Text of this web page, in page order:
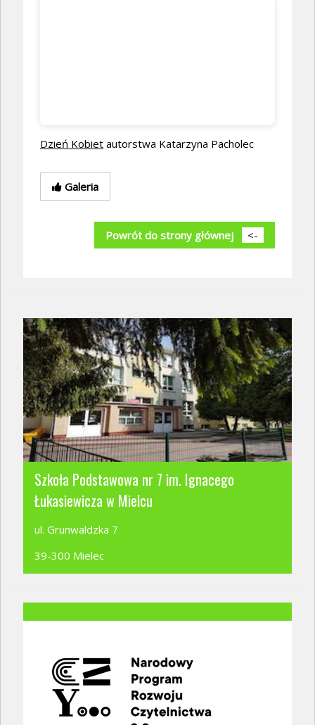
Dzień Kobiet autorstwa Katarzyna Pacholec
Galeria
Powrót do strony głównej <-
Szkoła Podstawowa nr 7 im. Ignacego
Łukasiewicza w Mielcu
ul. Grunwaldzka 7
39-300 Mielec